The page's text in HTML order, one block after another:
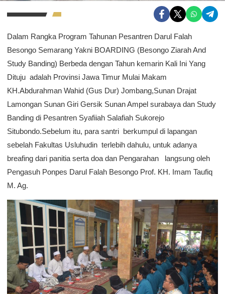
Dalam Rangka Program Tahunan Pesantren Darul Falah
Besongo Semarang Yakni BOARDING (Besongo Ziarah And
Study Banding) Berbeda dengan Tahun kemarin Kali Ini Yang
Dituju adalah Provinsi Jawa Timur Mulai Makam
KH.Abdurahman Wahid (Gus Dur) Jombang,Sunan Drajat
Lamongan Sunan Giri Gersik Sunan Ampel surabaya dan Study
Banding di Pesantren Syafiiah Salafiah Sukorejo
Situbondo.Sebelum itu, para santri berkumpul di lapangan
sebelah Fakultas Usluhudin terlebih dahulu, untuk adanya
breafing dari panitia serta doa dan Pengarahan langsung oleh
Pengasuh Ponpes Darul Falah Besongo Prof. KH. Imam Taufiq
M. Ag.